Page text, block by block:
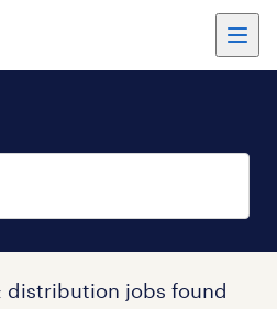
distribution jobs found